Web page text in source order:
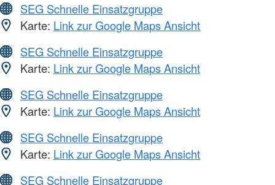
SEG Schnelle Einsatzgruppe
Karte: Link zur Google Maps Ansicht
SEG Schnelle Einsatzgruppe
Karte: Link zur Google Maps Ansicht
SEG Schnelle Einsatzgruppe
Karte: Link zur Google Maps Ansicht
SEG Schnelle Einsatzgruppe
Karte: Link zur Google Maps Ansicht
SEG Schnelle Einsatzgruppe